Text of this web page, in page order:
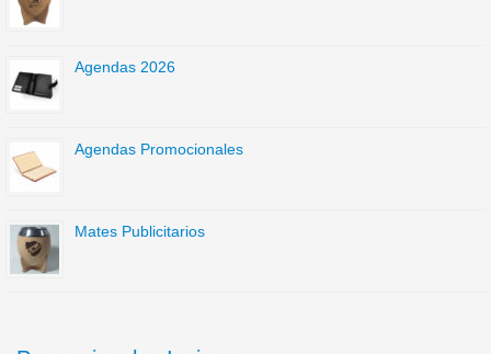
Agendas 2026
Agendas Promocionales
Mates Publicitarios